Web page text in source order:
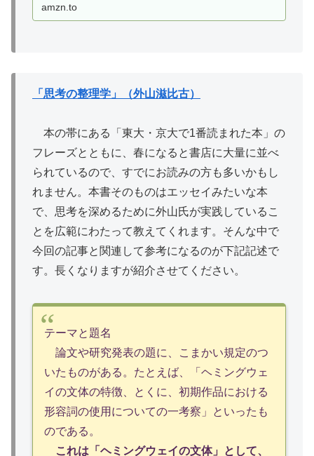
amzn.to
「思考の整理学」（外山滋比古）
本の帯にある「東大・京大で1番読まれた本」の
フレーズとともに、春になると書店に大量に並べ
られているので、すでにお読みの方も多いかもし
れません。本書そのものはエッセイみたいな本
で、思考を深めるために外山氏が実践しているこ
とを広範にわたって教えてくれます。そんな中で
今回の記事と関連して参考になるのが下記記述で
す。長くなりますが紹介させてください。
テーマと題名
論文や研究発表の題に、こまかい規定のつ
いたものがある。たとえば、「ヘミングウェ
イの文体の特徴、とくに、初期作品における
形容詞の使用についての一考察」といったも
のである。
これは「ヘミングウェイの文体」として、